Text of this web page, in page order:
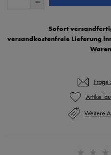
Sofort
versandkostenfreie Lieferung
Frage
Weitere